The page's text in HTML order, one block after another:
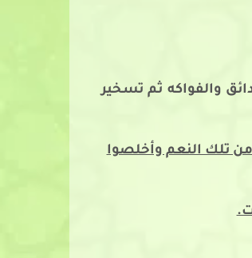
والفواكه ثم تسخير
تلك النعم وأخلصوا